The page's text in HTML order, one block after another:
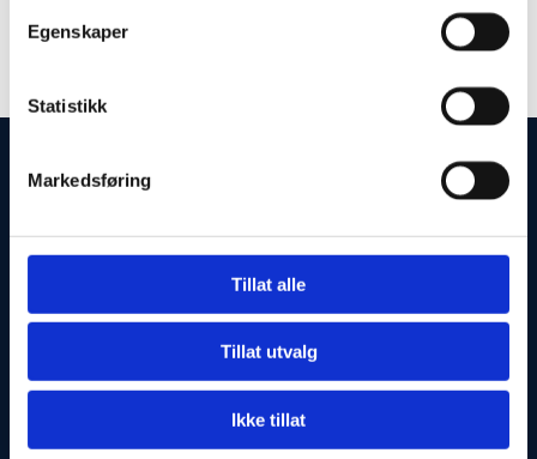
Egenskaper
Statistikk
Markedsføring
Tillat alle
Tillat utvalg
Ikke tillat
Spesialister på montering og demontering av modulbygg i